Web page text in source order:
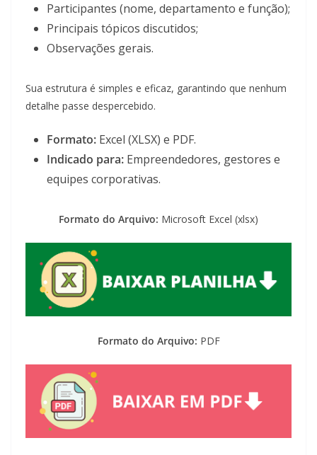
Participantes (nome, departamento e função);
Principais tópicos discutidos;
Observações gerais.
Sua estrutura é simples e eficaz, garantindo que nenhum
detalhe passe despercebido.
Formato: Excel (XLSX) e PDF.
Indicado para: Empreendedores, gestores e
equipes corporativas.
Formato do Arquivo: Microsoft Excel (xlsx)
Formato do Arquivo: PDF